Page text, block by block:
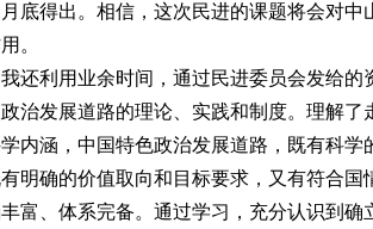
底得出。相信，这次民进的课题将会对中
。
利用业余时间，通过民进委员会发给的
治发展道路的理论、实践和制度。理解了
内涵，中国特色政治发展道路，既有科学
明确的价值取向和目标要求，又有符合国
富、体系完备。通过学习，充分认识到确